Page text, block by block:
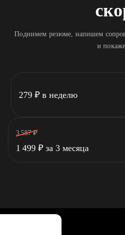
Поднимем резюме, напишем
и
279 ₽ в неделю
3 587 ₽
1 499 ₽ за 3 месяца